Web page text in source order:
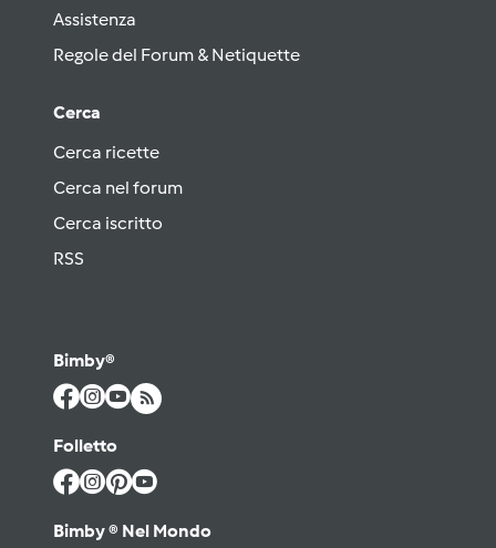
Assistenza
Regole del Forum & Netiquette
Cerca
Cerca ricette
Cerca nel forum
Cerca iscritto
RSS
Bimby®
Folletto
Bimby ® Nel Mondo